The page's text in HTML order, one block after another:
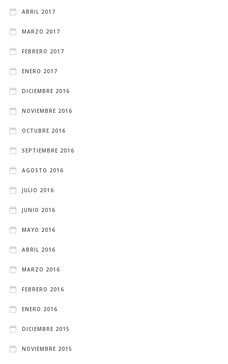
ABRIL 2017
MARZO 2017
FEBRERO 2017
ENERO 2017
DICIEMBRE 2016
NOVIEMBRE 2016
OCTUBRE 2016
SEPTIEMBRE 2016
AGOSTO 2016
JULIO 2016
JUNIO 2016
MAYO 2016
ABRIL 2016
MARZO 2016
FEBRERO 2016
ENERO 2016
DICIEMBRE 2015
NOVIEMBRE 2015